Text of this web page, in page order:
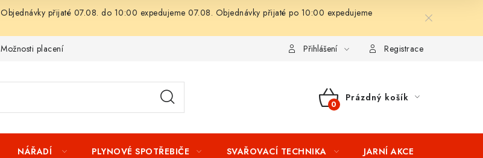
přijaté 07.08. do 10:00 expedujeme 07.08. Objednávky přijaté po 10:00 expedujeme
Možnosti placení Splátkový prodej Tabulka velikostí oblečení
Přihlášení Registrace
NÁKUPNÍ
Prázdný košík
NÁŘADÍ PLYNOVÉ SPOTŘEBIČE SVAŘOVACÍ TECHNIKA JARNÍ AKCE